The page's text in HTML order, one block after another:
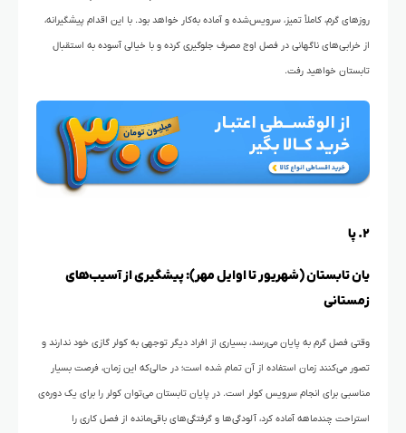
روزهای گرم، کاملاً تمیز، سرویس‌شده و آماده‌ به‌کار خواهد بود. با این اقدام پیشگیرانه،
از خرابی‌های ناگهانی در فصل اوج مصرف جلوگیری کرده و با خیالی آسوده به استقبال
تابستان خواهید رفت.
۲. پا
یان تابستان (شهریور تا اوایل مهر): پیشگیری از آسیب‌های
زمستانی
وقتی فصل گرم به پایان می‌رسد، بسیاری از افراد دیگر توجهی به کولر گازی خود ندارند و
تصور می‌کنند زمان استفاده از آن تمام شده است؛ در حالی‌که این زمان، فرصت بسیار
مناسبی برای انجام سرویس کولر است. در پایان تابستان می‌توان کولر را برای یک دوره‌ی
استراحت چندماهه آماده کرد، آلودگی‌ها و گرفتگی‌های باقی‌مانده از فصل کاری را